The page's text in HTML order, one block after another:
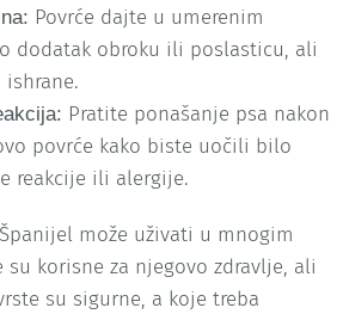
Povrće dajte u umerenim
dodatak obroku ili poslasticu, ali
ishrane.
Pratite ponašanje psa nakon
povrće kako biste uočili bilo
reakcije ili alergije.
može uživati u mnogim
korisne za njegovo zdravlje, ali
su sigurne, a koje treba